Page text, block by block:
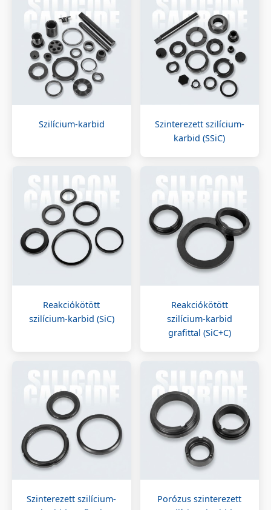
Szilícium-karbid
Szinterezett szilícium-
karbid (SSiC)
Reakciókötött
szilícium-karbid (SiC)
Reakciókötött
szilícium-karbid
grafittal (SiC+C)
Szinterezett szilícium-
Porózus szinterezett